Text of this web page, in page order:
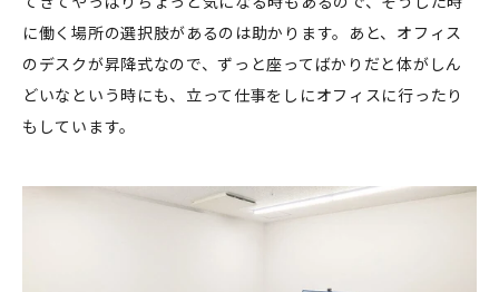
に働く場所の選択肢があるのは助かります。あと、オフィス
のデスクが昇降式なので、ずっと座ってばかりだと体がしん
どいなという時にも、立って仕事をしにオフィスに行ったり
もしています。